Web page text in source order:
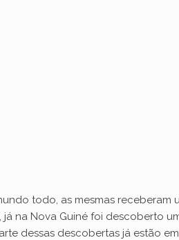
todo, as mesmas receberam
na Nova Guiné foi descoberto
dessas descobertas já estão